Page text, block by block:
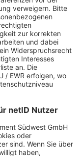
einer
treiben zu
belehrt:
sein Antrag
im